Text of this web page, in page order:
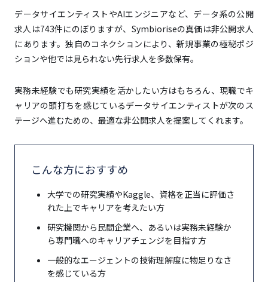
データサイエンティストやAIエンジニアなど、データ系の公開
求人は743件にのぼりますが、Symbioriseの真価は非公開求人
にあります。独自のコネクションにより、新規事業の極秘ポジ
ションや他では見られない先行求人を多数保有。
実務未経験でも研究実績を活かしたい方はもちろん、現職でキ
ャリアの頭打ちを感じているデータサイエンティストが次のス
テージへ進むための、最適な非公開求人を提案してくれます。
こんな方におすすめ
大学での研究実績やKaggle、資格を正当に評価さ
れた上でキャリアを考えたい方
研究機関から民間企業へ、あるいは実務未経験か
ら専門職へのキャリアチェンジを目指す方
一般的なエージェントの技術理解度に物足りなさ
を感じている方